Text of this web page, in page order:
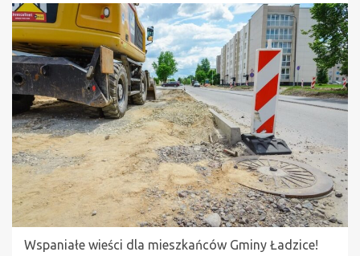
Wspaniałe wieści dla mieszkańców Gminy Ładzice!